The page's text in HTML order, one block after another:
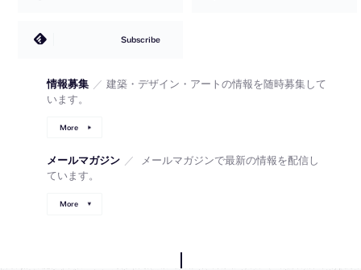
Subscribe
情報募集 ／ 建築・デザイン・アートの情報を随時募集して
います。
More
メールマガジン ／
メールマガジンで最新の情報を配信し
ています。
More